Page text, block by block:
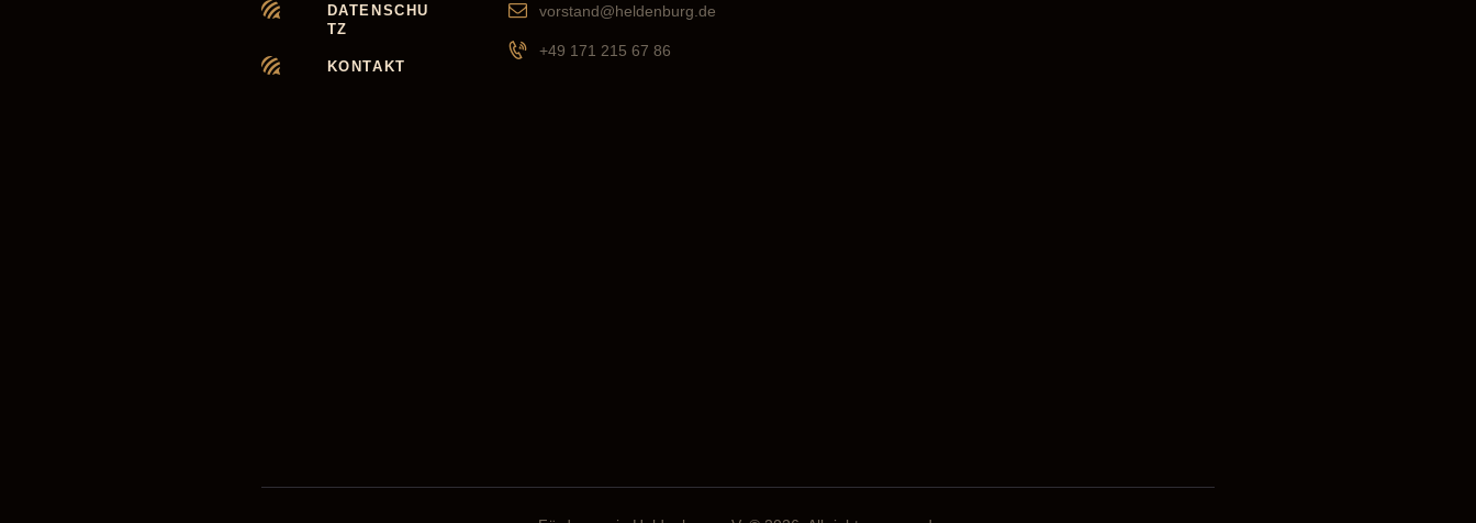
DATENSCHU
TZ
KONTAKT
vorstand@heldenburg.de
+49 171 215 67 86